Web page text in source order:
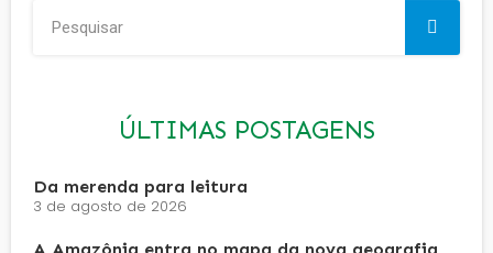
ÚLTIMAS POSTAGENS
Da merenda para leitura
3 de agosto de 2026